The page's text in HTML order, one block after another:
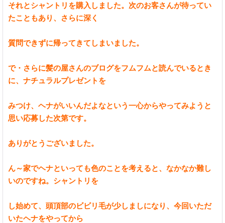
それとシャントリを購入しました。次のお客さんが待ってい
たこともあり、さらに深く
質問できずに帰ってきてしまいました。
で・さらに髪の屋さんのブログをフムフムと読んでいるとき
に、ナチュラルプレゼントを
みつけ、ヘナがいいんだよなという一心からやってみようと
思い応募した次第です。
ありがとうございました。
ん～家でヘナといっても色のことを考えると、なかなか難し
いのですね。シャントリを
し始めて、頭頂部のビビリ毛が少しましになり、今回いただ
いたヘナをやってから